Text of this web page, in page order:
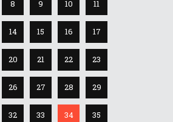
8 9 10 11
14 15 16 17
20 21 22 23
26 27 28 29
32 33 34 35